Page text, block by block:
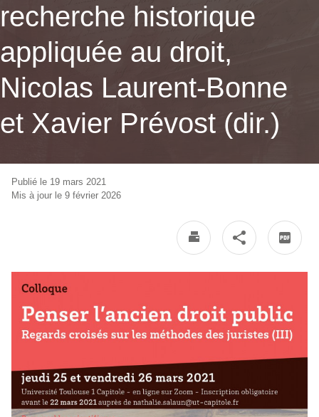
recherche historique
appliquée au droit,
Nicolas Laurent-Bonne
et Xavier Prévost (dir.)
Publié le 19 mars 2021
Mis à jour le 9 février 2026